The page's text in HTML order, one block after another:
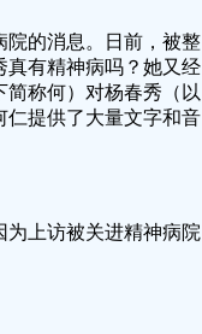
院的消息。日前，被整
真有精神病吗？她又经
称何）对杨春秀（以
仁提供了大量文字和音
上访被关进精神病院